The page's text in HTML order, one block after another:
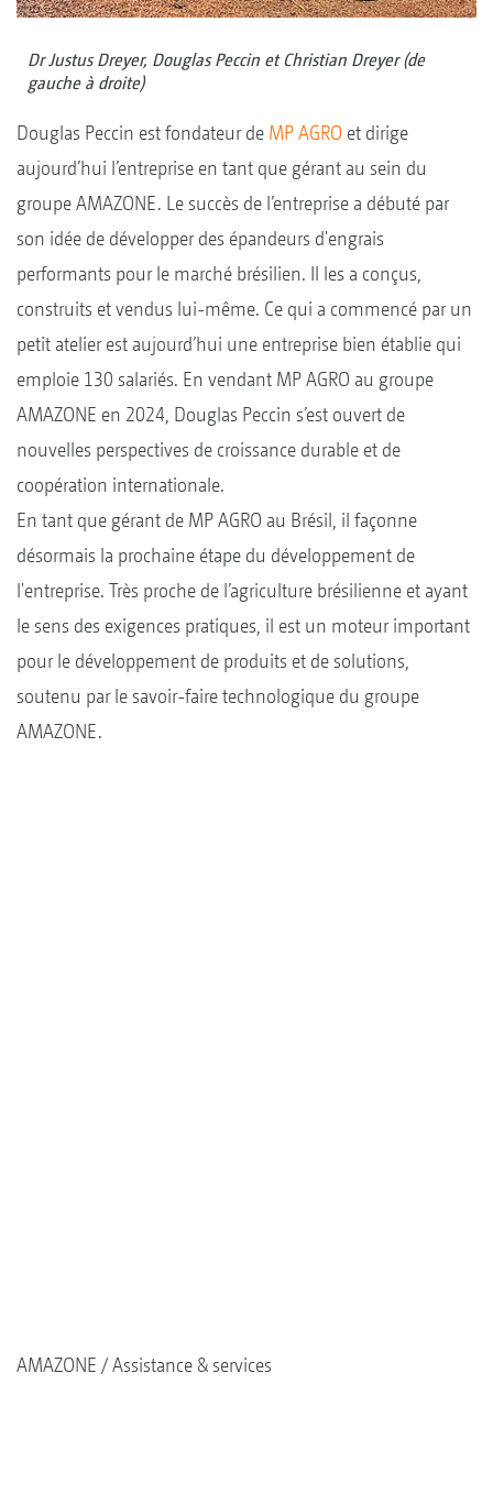
Dr Justus Dreyer, Douglas Peccin et Christian Dreyer (de
gauche à droite)
Douglas Peccin est fondateur de MP AGRO et dirige
aujourd’hui l’entreprise en tant que gérant au sein du
groupe AMAZONE. Le succès de l’entreprise a débuté par
son idée de développer des épandeurs d'engrais
performants pour le marché brésilien. Il les a conçus,
construits et vendus lui-même. Ce qui a commencé par un
petit atelier est aujourd’hui une entreprise bien établie qui
emploie 130 salariés. En vendant MP AGRO au groupe
AMAZONE en 2024, Douglas Peccin s’est ouvert de
nouvelles perspectives de croissance durable et de
coopération internationale.
En tant que gérant de MP AGRO au Brésil, il façonne
désormais la prochaine étape du développement de
l'entreprise. Très proche de l’agriculture brésilienne et ayant
le sens des exigences pratiques, il est un moteur important
pour le développement de produits et de solutions,
soutenu par le savoir-faire technologique du groupe
AMAZONE.
AMAZONE Assistance & services